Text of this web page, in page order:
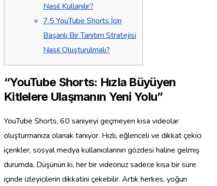
Nasıl Kullanılır?
7.5 YouTube Shorts İçin
Başarılı Bir Tanıtım Stratejisi
Nasıl Oluşturulmalı?
“YouTube Shorts: Hızla Büyüyen
Kitlelere Ulaşmanın Yeni Yolu”
YouTube Shorts, 60 saniyeyi geçmeyen kısa videolar
oluşturmanıza olanak tanıyor. Hızlı, eğlenceli ve dikkat çekici
içerikler, sosyal medya kullanıcılarının gözdesi haline gelmiş
durumda. Düşünün ki, her bir videonuz sadece kısa bir süre
içinde izleyicilerin dikkatini çekebilir. Artık herkes, yoğun